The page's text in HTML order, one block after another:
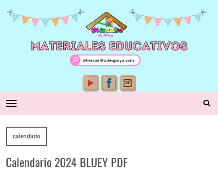
calendario
Calendario 2024 BLUEY PDF